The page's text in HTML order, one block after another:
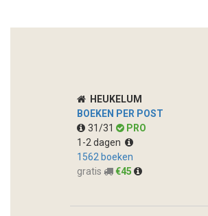
HEUKELUM
BOEKEN PER POST
31/31
PRO
1-2 dagen
1562 boeken
gratis
€45